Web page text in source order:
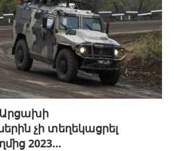
չի տեղեկացրել
2023...